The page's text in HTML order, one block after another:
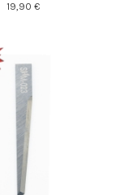
19,90 €